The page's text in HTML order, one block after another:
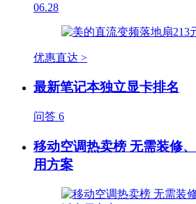
06.28
优惠直达 >
最新笔记本独立显卡排名
问答 6
移动空调热卖榜 无需装修
用方案